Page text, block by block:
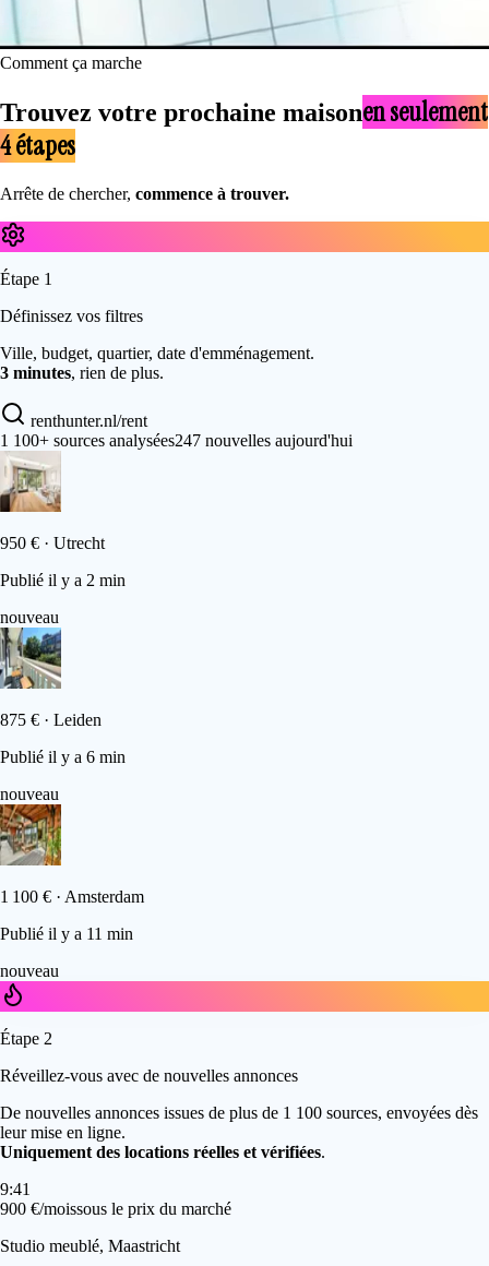
Comment ça marche
Trouvez votre prochaine maisonen seulement
4 étapes
Arrête de chercher, commence à trouver.
Étape 1
Définissez vos filtres
Ville, budget, quartier, date d'emménagement.
3 minutes, rien de plus.
renthunter.nl/rent
1 100+ sources analysées247 nouvelles aujourd'hui
950 € · Utrecht
Publié il y a 2 min
nouveau
875 € · Leiden
Publié il y a 6 min
nouveau
1 100 € · Amsterdam
Publié il y a 11 min
nouveau
Étape 2
Réveillez-vous avec de nouvelles annonces
De nouvelles annonces issues de plus de 1 100 sources, envoyées dès
leur mise en ligne.
Uniquement des locations réelles et vérifiées.
9:41
900 €/moissous le prix du marché
Studio meublé, Maastricht